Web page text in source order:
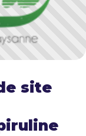
site